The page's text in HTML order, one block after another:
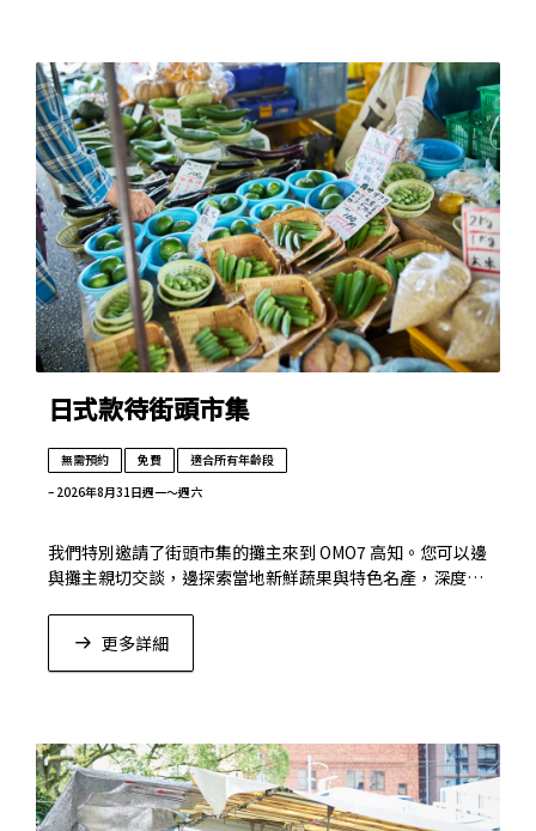
日式款待街頭市集
無需預約 免費
適合所有年齡段
– 2026年8月31日週一～週六
我們特別邀請了街頭市集的攤主來到 OMO7 高知。您可以邊
與攤主親切交談，邊探索當地新鮮蔬果與特色名產，深度感
更多詳細